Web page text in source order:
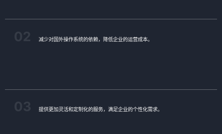
减少对国外操作系统的依赖，降低企业的运营成本。
提供更加灵活和定制化的服务，满足企业的个性化需求。